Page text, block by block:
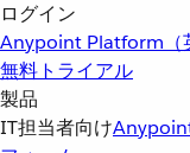
ログイン
Anypoint Platform（
無料トライアル
製品
IT担当者向け